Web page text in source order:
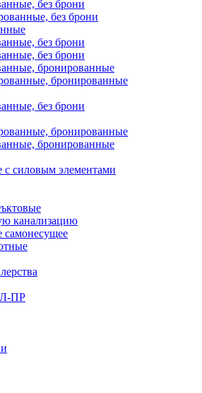
без брони
без брони
без брони
без брони
бронированные
бронированные
без брони
бронированные
бронированные
с силовым элементами
канализацию
самонесущее
ПР